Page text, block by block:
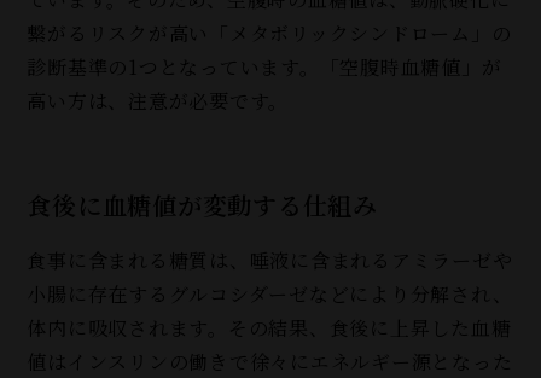
繋がるリスクが高い「メタボリックシンドローム」の
診断基準の1つとなっています。「空腹時血糖値」が
高い方は、注意が必要です。
食後に血糖値が変動する仕組み
食事に含まれる糖質は、唾液に含まれるアミラーゼや
小腸に存在するグルコシダーゼなどにより分解され、
体内に吸収されます。その結果、食後に上昇した血糖
値はインスリンの働きで徐々にエネルギー源となった